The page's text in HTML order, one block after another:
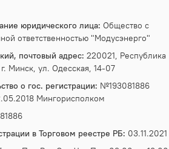
юридического лица: Общество с
ответственностью "Модусэнерго"
почтовый адрес: 220021, Республика
Минск, ул. Одесская, 14-07
о гос. регистрации: №193081886
Мингорисполком
в Торговом реестре РБ: 03.11.2021